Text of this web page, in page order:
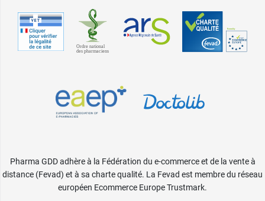
Bourgogne 3,69 €
Bordeaux 3,69 € 3,69 €
Pharma GDD adhère à la Fédération du e-commerce et de la vente à
distance (Fevad) et à sa charte qualité. La Fevad est membre du réseau
européen Ecommerce Europe Trustmark.